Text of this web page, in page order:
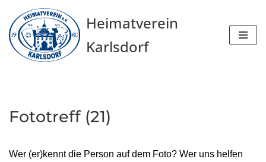
Zum
Inhalt
springen
Heimatverein
Karlsdorf
Fototreff (21)
Wer (er)kennt die Person auf dem Foto? Wer uns helfen